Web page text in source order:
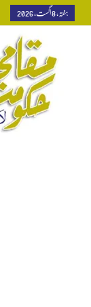
ہفتہ, 8 اگست, 2026